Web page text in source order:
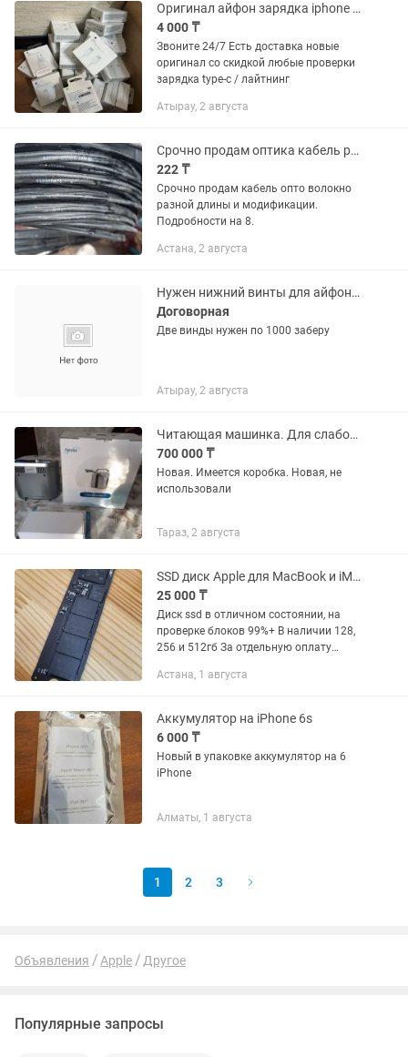
Оригинал айфон зарядка iphone адаптер тайпси головка шнур штекер lightning
4 000 ₸
Звоните 24/7 Есть доставка новые
оригинал со скидкой любые проверки
зарядка type-c / лайтнинг
Атырау, 2 августа
Срочно продам оптика кабель разной длины и модификации
222 ₸
Срочно продам кабель опто волокно
разной длины и модификации.
Подробности на 8.
Астана, 2 августа
Нужен нижний винты для айфона.куплю От х и до последнего.2 штук надо
Договорная
Две винды нужен по 1000 заберу
Атырау, 2 августа
Читающая машинка. Для слабовидящих
700 000 ₸
Новая. Имеется коробка. Новая, не
использовали
Тараз, 2 августа
SSD диск Apple для MacBook и iMac
25 000 ₸
Диск ssd в отличном состоянии, на
проверке блоков 99%+ В наличии 128,
256 и 512гб За отдельную оплату
Астана, 1 августа
Аккумулятор на iPhone 6s
6 000 ₸
Новый в упаковке аккумулятор на 6
iPhone
Алматы, 1 августа
1 2 3
Объявления Apple Другое
Популярные запросы